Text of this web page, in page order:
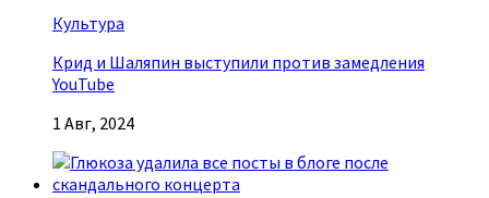
Культура
Крид и Шаляпин выступили против замедления
YouTube
1 Авг, 2024